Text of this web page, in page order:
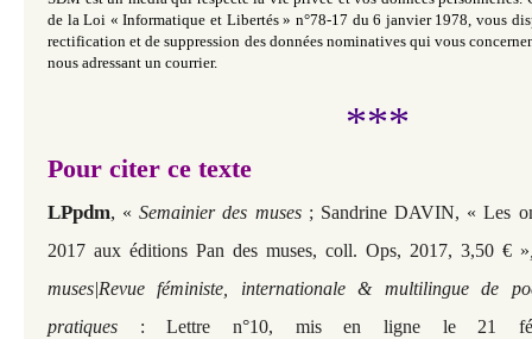
de la Loi « Informatique et Libertés » n°78-17 du 6 janvier 1978, vous
rectification et de suppression des données nominatives qui vous
nous adressant un courrier.
***
Pour citer ce texte
LPpdm, « Semainier des muses; Sandrine DAVIN, « Les
2017 aux éditions Pan des muses, coll. Ops, 2017, 3,50 € »
muses|Revue féministe, internationale & multilingue de
pratiques : Lettre n°10, mis en ligne le 21